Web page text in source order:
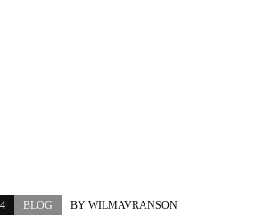
BLOG BY WILMAVRANSON